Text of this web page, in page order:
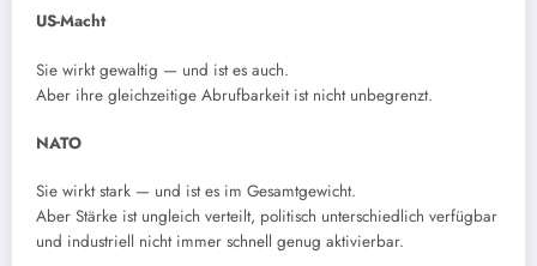
US-Macht
Sie wirkt gewaltig — und ist es auch.
Aber ihre gleichzeitige Abrufbarkeit ist nicht unbegrenzt.
NATO
Sie wirkt stark — und ist es im Gesamtgewicht.
Aber Stärke ist ungleich verteilt, politisch unterschiedlich verfügbar
und industriell nicht immer schnell genug aktivierbar.